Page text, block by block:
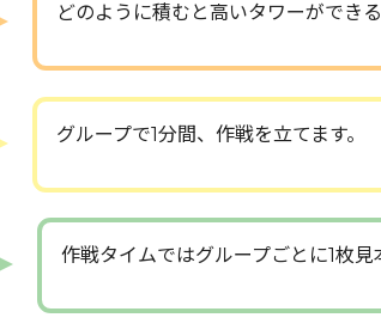
どのように積むと高いタワーができる
グループで1分間、作戦を立てます。
作戦タイムではグループごとに1枚見